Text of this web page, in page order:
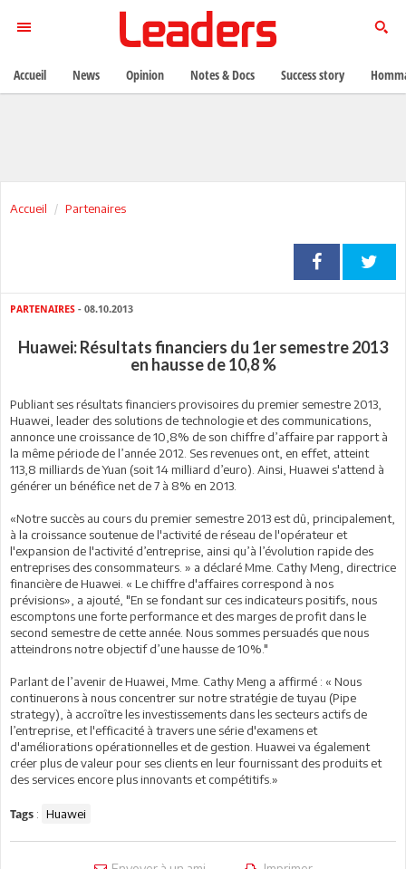
Accueil Partenaires
PARTENAIRES - 08.10.2013
Huawei: Résultats financiers du 1er semestre 2013
en hausse de 10,8 %
Publiant ses résultats financiers provisoires du premier semestre 2013,
Huawei, leader des solutions de technologie et des communications,
annonce une croissance de 10,8% de son chiffre d’affaire par rapport à
la même période de l’année 2012. Ses revenues ont, en effet, atteint
113,8 milliards de Yuan (soit 14 milliard d’euro). Ainsi, Huawei s'attend à
générer un bénéfice net de 7 à 8% en 2013.
«Notre succès au cours du premier semestre 2013 est dû, principalement,
à la croissance soutenue de l'activité de réseau de l'opérateur et
l'expansion de l'activité d’entreprise, ainsi qu’à l’évolution rapide des
entreprises des consommateurs. » a déclaré Mme. Cathy Meng, directrice
financière de Huawei. « Le chiffre d'affaires correspond à nos
prévisions», a ajouté, "En se fondant sur ces indicateurs positifs, nous
escomptons une forte performance et des marges de profit dans le
second semestre de cette année. Nous sommes persuadés que nous
atteindrons notre objectif d’une hausse de 10%."
Parlant de l’avenir de Huawei, Mme. Cathy Meng a affirmé : « Nous
continuerons à nous concentrer sur notre stratégie de tuyau (Pipe
strategy), à accroître les investissements dans les secteurs actifs de
l’entreprise, et l'efficacité à travers une série d'examens et
d'améliorations opérationnelles et de gestion. Huawei va également
créer plus de valeur pour ses clients en leur fournissant des produits et
des services encore plus innovants et compétitifs.»
Tags : Huawei
Accueil News Opinion Notes & Docs Success story